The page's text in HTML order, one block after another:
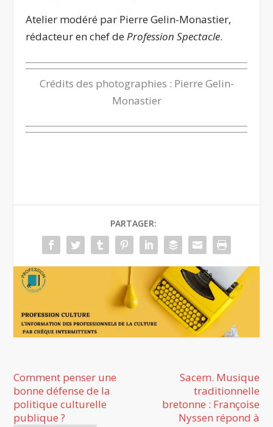
Atelier modéré par Pierre Gelin-Monastier,
rédacteur en chef deProfession Spectacle.
Crédits des photographies : Pierre Gelin-
Monastier
PARTAGER:
Comment penser une
bonne défense de la
politique culturelle
publique ?
Sacem. Musique
traditionnelle
bretonne : Françoise
Nyssen répond à